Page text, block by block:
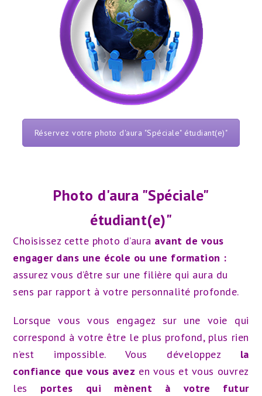
Réservez votre photo d'aura "Spéciale" étudiant(e)"
Photo d'aura "Spéciale"
étudiant(e)"
Choisissez cette photo d’aura avant de vous
engager dans une école ou une formation :
assurez vous d’être sur une filière qui aura du
sens par rapport à votre personnalité profonde.
Lorsque vous vous engagez sur une voie qui
correspond à votre être le plus profond, plus rien
n’est impossible. Vous développez la
confiance que vous avez en vous et vous ouvrez
les portes qui mènent à votre futur